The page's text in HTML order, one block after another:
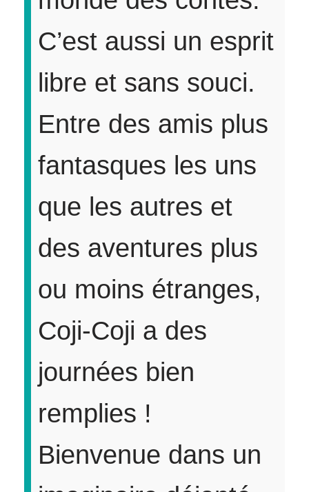
C’est aussi un esprit
libre et sans souci.
Entre des amis plus
fantasques les uns
que les autres et
des aventures plus
ou moins étranges,
Coji-Coji a des
journées bien
remplies !
Bienvenue dans un